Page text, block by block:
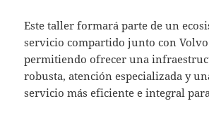
Este taller formará parte de un
servicio compartido junto con
permitiendo ofrecer una
robusta, atención especializada y
servicio más eficiente e integral